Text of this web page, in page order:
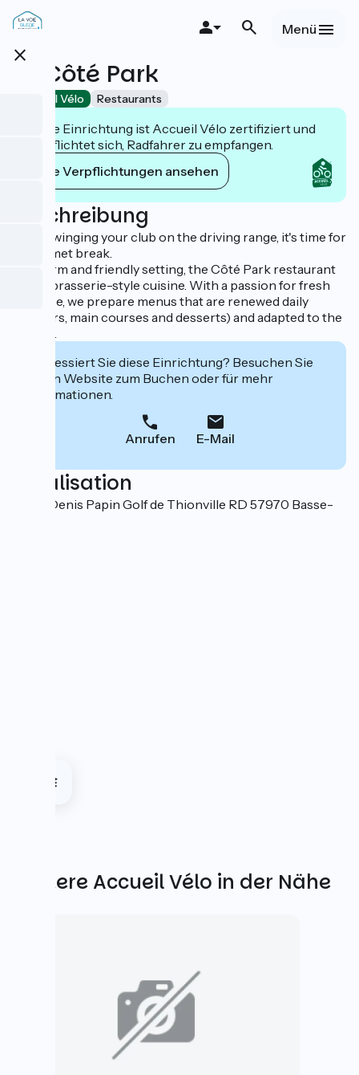
Direkt
zum
close
Menü
Le Côté Park
Accueil Vélo Restaurants
Diese Einrichtung ist Accueil Vélo zertifiziert und
verpflichtet sich, Radfahrer zu empfangen.
Ihre Verpflichtungen ansehen
Beschreibung
After swinging your club on the driving range, it's time for
a gourmet break.
In a warm and friendly setting, the Côté Park restaurant
offers brasserie-style cuisine. With a passion for fresh
produce, we prepare menus that are renewed daily
(starters, main courses and desserts) and adapted to the
season.
Interessiert Sie diese Einrichtung? Besuchen Sie
deren Website zum Buchen oder für mehr
Informationen.
Anrufen E-Mail
Localisation
4 Rue Denis Papin Golf de Thionville RD 57970 Basse-
Weitere Accueil Vélo in der Nähe